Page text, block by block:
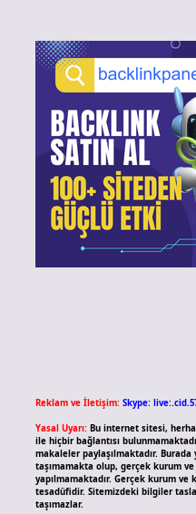
Reklam ve İletişim: Skype:
Yasal Uyarı: Bu internet sitesi,
ile hiçbir bağlantısı
makaleler paylaşılmaktadır.
taşımamakta olup, gerçek kurum
yapılmamaktadır. Gerçek kurum
tesadüfidir. Sitemizdeki bilgiler
taşımazlar.